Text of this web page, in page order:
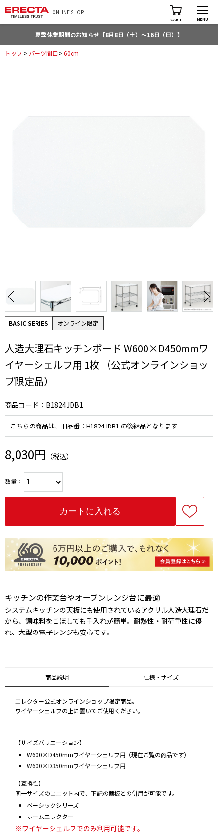
ONLINE SHOP
CART MENU
夏季休業期間のお知らせ【8月8日（土）～16日（日）】
トップ > パーツ間口 >60cm
BASIC SERIES オンライン限定
人造大理石キッチンボード W600×D450mmワ
イヤーシェルフ用 1枚 （公式オンラインショッ
プ限定品）
商品コード：B1824JDB1
こちらの商品は、旧品番：H1824JDB1 の後継品となります
8,030円 （税込）
数量：
キッチンの作業台やオーブンレンジ台に最適
システムキッチンの天板にも使用されているアクリル人造大理石だ
から、調味料をこぼしても手入れが簡単。耐熱性・耐荷重性に優
れ、大型の電子レンジも安心です。
商品説明 仕様・サイズ
エレクター公式オンラインショップ限定商品。
ワイヤーシェルフの上に置いてご使用ください。
【サイズバリエーション】
W600×D450mmワイヤーシェルフ用（現在ご覧の商品です）
W600×D350mmワイヤーシェルフ用
【互換性】
同一サイズのユニット内で、下記の棚板との併用が可能です。
ベーシックシリーズ
ホームエレクター
※ワイヤーシェルフでのみ利用可能です。